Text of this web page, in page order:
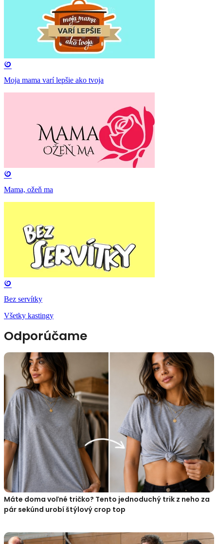
Moja mama varí lepšie ako tvoja
Mama, ožeň ma
Bez servítky
Všetky kastingy
Odporúčame
Máte doma voľné tričko? Tento jednoduchý trik z neho za
pár sekúnd urobí štýlový crop top